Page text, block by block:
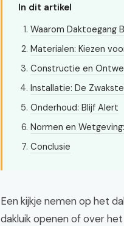
In dit artikel
Waarom Daktoegang
Materialen: Kiezen
Constructie en
Installatie: De
Onderhoud: Blijf Alert
Normen en
Conclusie
Een kijkje nemen op het
dakluik openen of over